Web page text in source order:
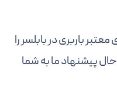
باربری در بابلسر را
حال پیشنهاد ما به شما